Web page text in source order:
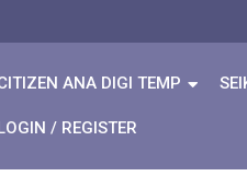
ANA DIGI TEMP
/ REGISTER